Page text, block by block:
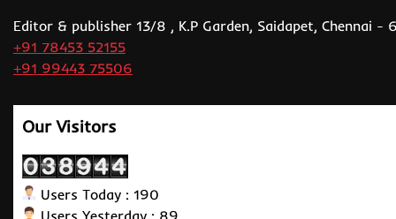
Editor & publisher 13/8 , K.P Garden, Saidapet, Chennai -
+91 78453 52155
+91 99443 75506
Our Visitors
Users Today : 190